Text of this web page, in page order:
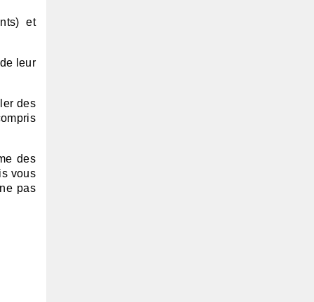
et
leur
des
des
vous
pas